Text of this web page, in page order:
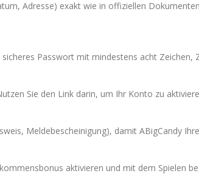
Adresse) exakt wie in offiziellen
Passwort mit mindestens acht Zeichen,
Sie den Link darin, um Ihr Konto zu
Meldebescheinigung), damit ABigCandy
aktivieren und mit dem Spielen